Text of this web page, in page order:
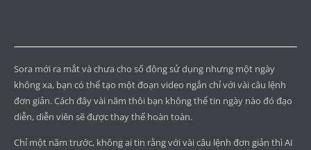
Sora mới ra mắt và chưa cho số đông sử dụng nhưng một ngày
không xa, bạn có thể tạo một đoạn video ngắn chỉ với vài câu lệnh
đơn giản. Cách đây vài năm thôi bạn không thể tin ngày nào đó đạo
diễn, diễn viên sẽ được thay thế hoàn toàn.
Chỉ một năm trước, không ai tin rằng với vài câu lệnh đơn giản thì AI